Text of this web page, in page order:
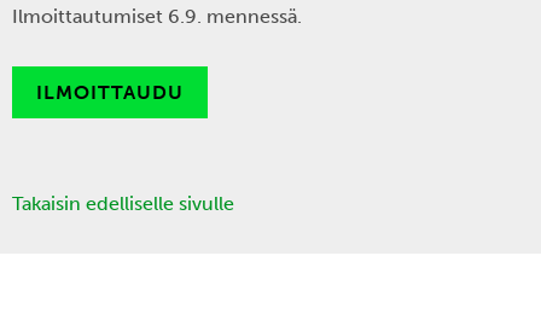
Ilmoittautumiset 6.9. mennessä.
ILMOITTAUDU
Takaisin edelliselle sivulle